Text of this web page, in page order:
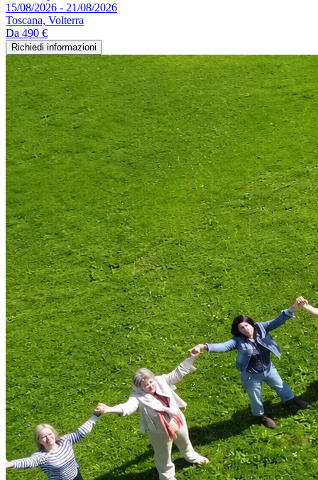
15/08/2026 - 21/08/2026
Toscana, Volterra
Da 490 €
Richiedi informazioni